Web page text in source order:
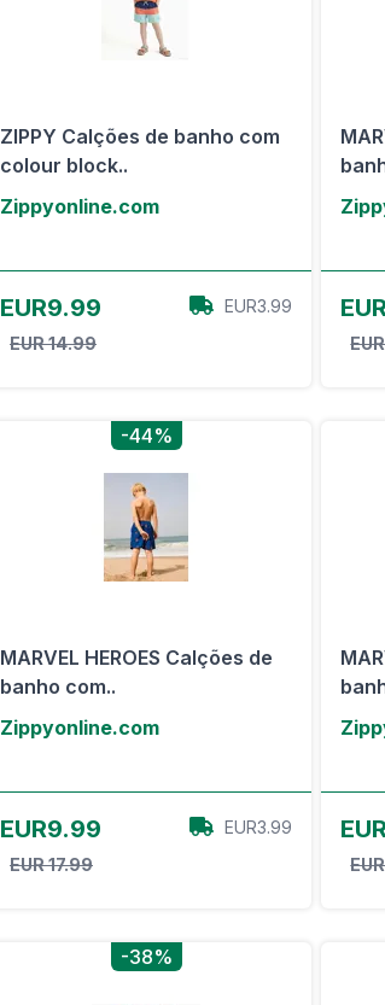
ZIPPY Calções de banho com
colour block..
Zippyonline.com
EUR9.99
EUR 14.99
EUR3.99
-44%
MARVEL HEROES Calções de
banho com..
Zippyonline.com
EUR9.99
EUR 17.99
EUR3.99
-38%